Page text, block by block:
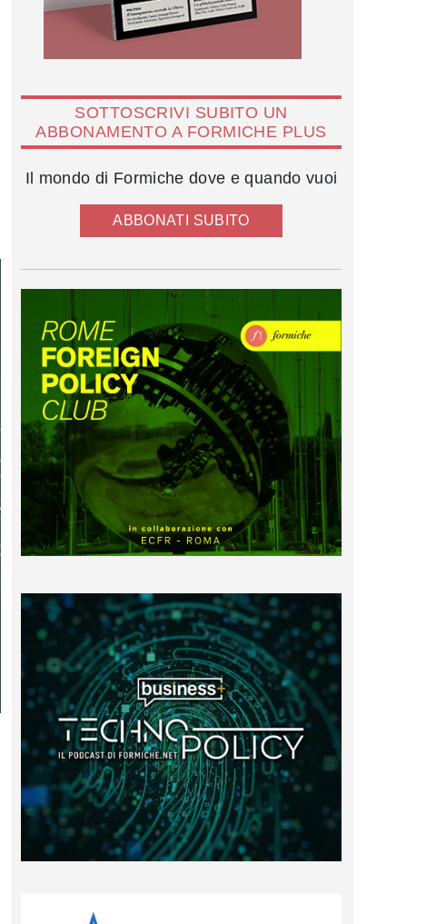
SOTTOSCRIVI SUBITO UN
ABBONAMENTO A FORMICHE PLUS
Il mondo di Formiche dove e quando vuoi
ABBONATI SUBITO